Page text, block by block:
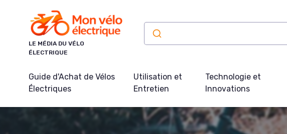
LE MÉDIA DU VÉLO
ÉLECTRIQUE
Guide d'Achat de Vélos
Électriques
Utilisation et
Entretien
Technologie et
Innovations